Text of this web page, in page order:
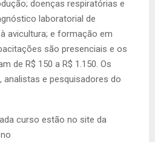
doenças respiratórias e
laboratorial de
avicultura; e formação em
são presenciais e os
de R$ 150 a R$ 1.150. Os
e pesquisadores do
curso estão no site da